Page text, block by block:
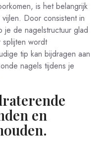
is het belangrijk
Door consistent in
de nagelstructuur glad
wordt
tip kan bijdragen aan
nagels tijdens je
en